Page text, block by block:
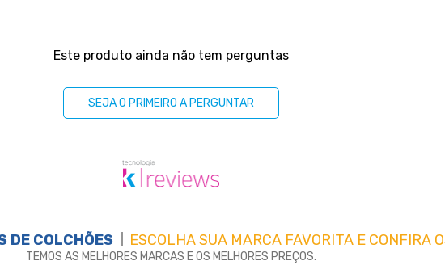
Este produto ainda não tem perguntas
SEJA O PRIMEIRO A PERGUNTAR
DE COLCHÕES ESCOLHA SUA MARCA FAVORITA E CONFIRA
TEMOS AS MELHORES MARCAS E OS MELHORES PREÇOS.